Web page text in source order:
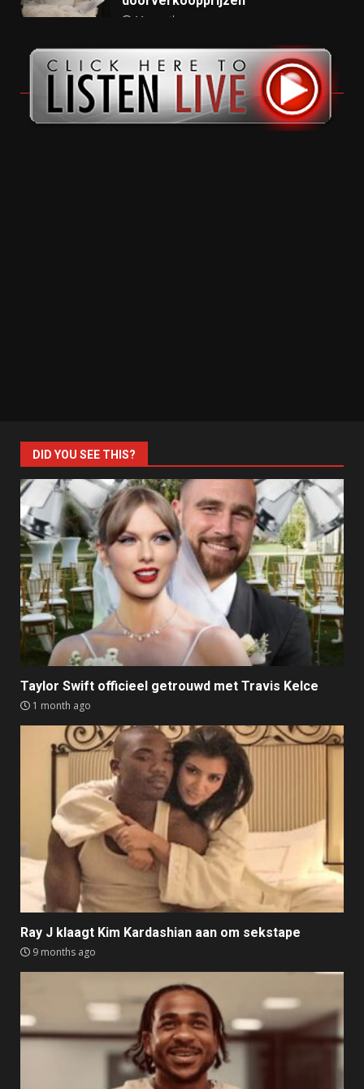
11 months ago
DID YOU SEE THIS?
Taylor Swift officieel getrouwd met Travis Kelce
1 month ago
Ray J klaagt Kim Kardashian aan om sekstape
9 months ago